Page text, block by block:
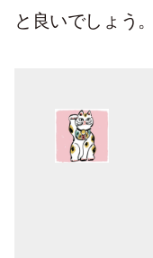
と良いでしょう